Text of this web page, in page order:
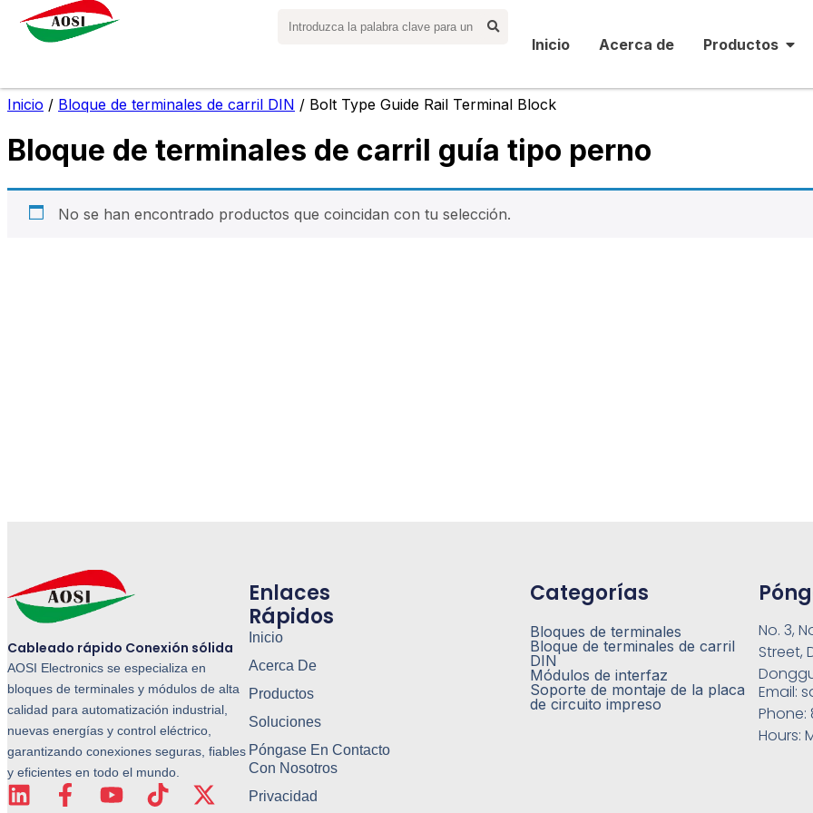
Inicio Acerca de Productos
Inicio / Bloque de terminales de carril DIN / Bolt Type Guide Rail Terminal Block
Bloque de terminales de carril guía tipo perno
No se han encontrado productos que coincidan con tu selección.
Cableado rápido Conexión sólida
AOSI Electronics se especializa en
bloques de terminales y módulos de alta
calidad para automatización industrial,
nuevas energías y control eléctrico,
garantizando conexiones seguras, fiables
y eficientes en todo el mundo.
Enlaces
Rápidos
Inicio
Acerca De
Productos
Soluciones
Póngase En Contacto
Con Nosotros
Privacidad
Categorías
Bloques de terminales
Bloque de terminales de carril
DIN
Módulos de interfaz
Soporte de montaje de la placa
de circuito impreso
No. 3,
Street,
Email:
Phone:
Hours: